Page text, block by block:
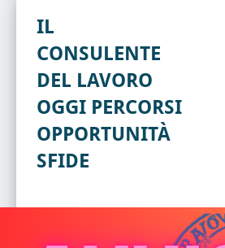
IL
CONSULENTE
DEL LAVORO
OGGI PERCORSI
OPPORTUNITÀ
SFIDE